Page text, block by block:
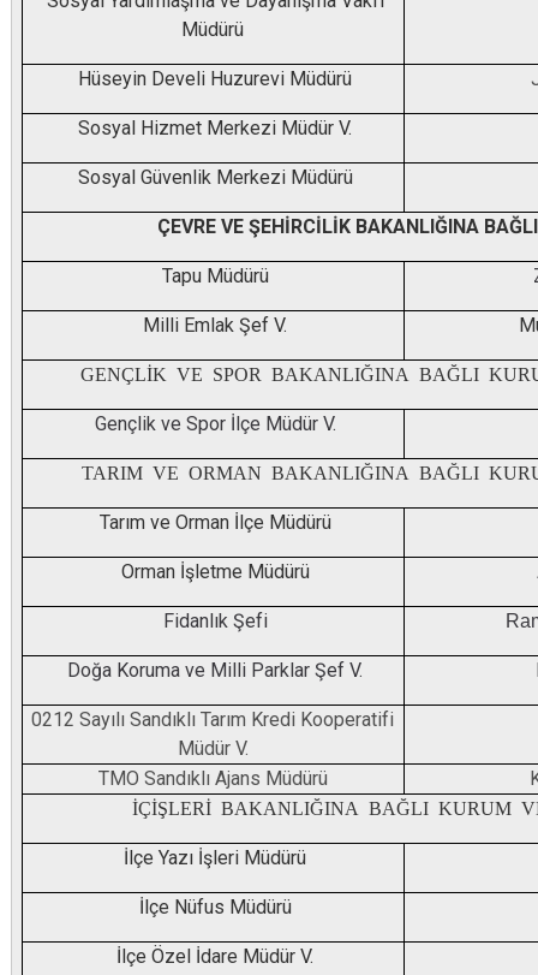
Müdürü
Hüseyin Develi Huzurevi Müdürü
Sosyal Hizmet Merkezi Müdür V.
Sosyal Güvenlik Merkezi Müdürü
ÇEVRE VE ŞEHİRCİLİK BAKANLIĞINA
Tapu Müdürü
Milli Emlak Şef V.
GENÇLİK VE SPOR BAKANLIĞINA BAĞLI
Gençlik ve Spor İlçe Müdür V.
TARIM VE ORMAN BAKANLIĞINA BAĞLI
Tarım ve Orman İlçe Müdürü
Orman İşletme Müdürü
Fidanlık Şefi
Doğa Koruma ve Milli Parklar Şef V.
0212 Sayılı Sandıklı Tarım Kredi Kooperatifi
Müdür V.
TMO Sandıklı Ajans Müdürü
İÇİŞLERİ BAKANLIĞINA BAĞLI KURUM
İlçe Yazı İşleri Müdürü
İlçe Nüfus Müdürü
İlçe Özel İdare Müdür V.